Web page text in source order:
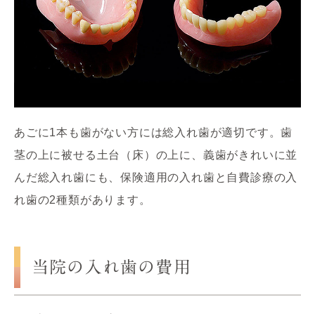
あごに1本も歯がない方には総入れ歯が適切です。歯
茎の上に被せる土台（床）の上に、義歯がきれいに並
んだ総入れ歯にも、保険適用の入れ歯と自費診療の入
れ歯の2種類があります。
当院の入れ歯の費用